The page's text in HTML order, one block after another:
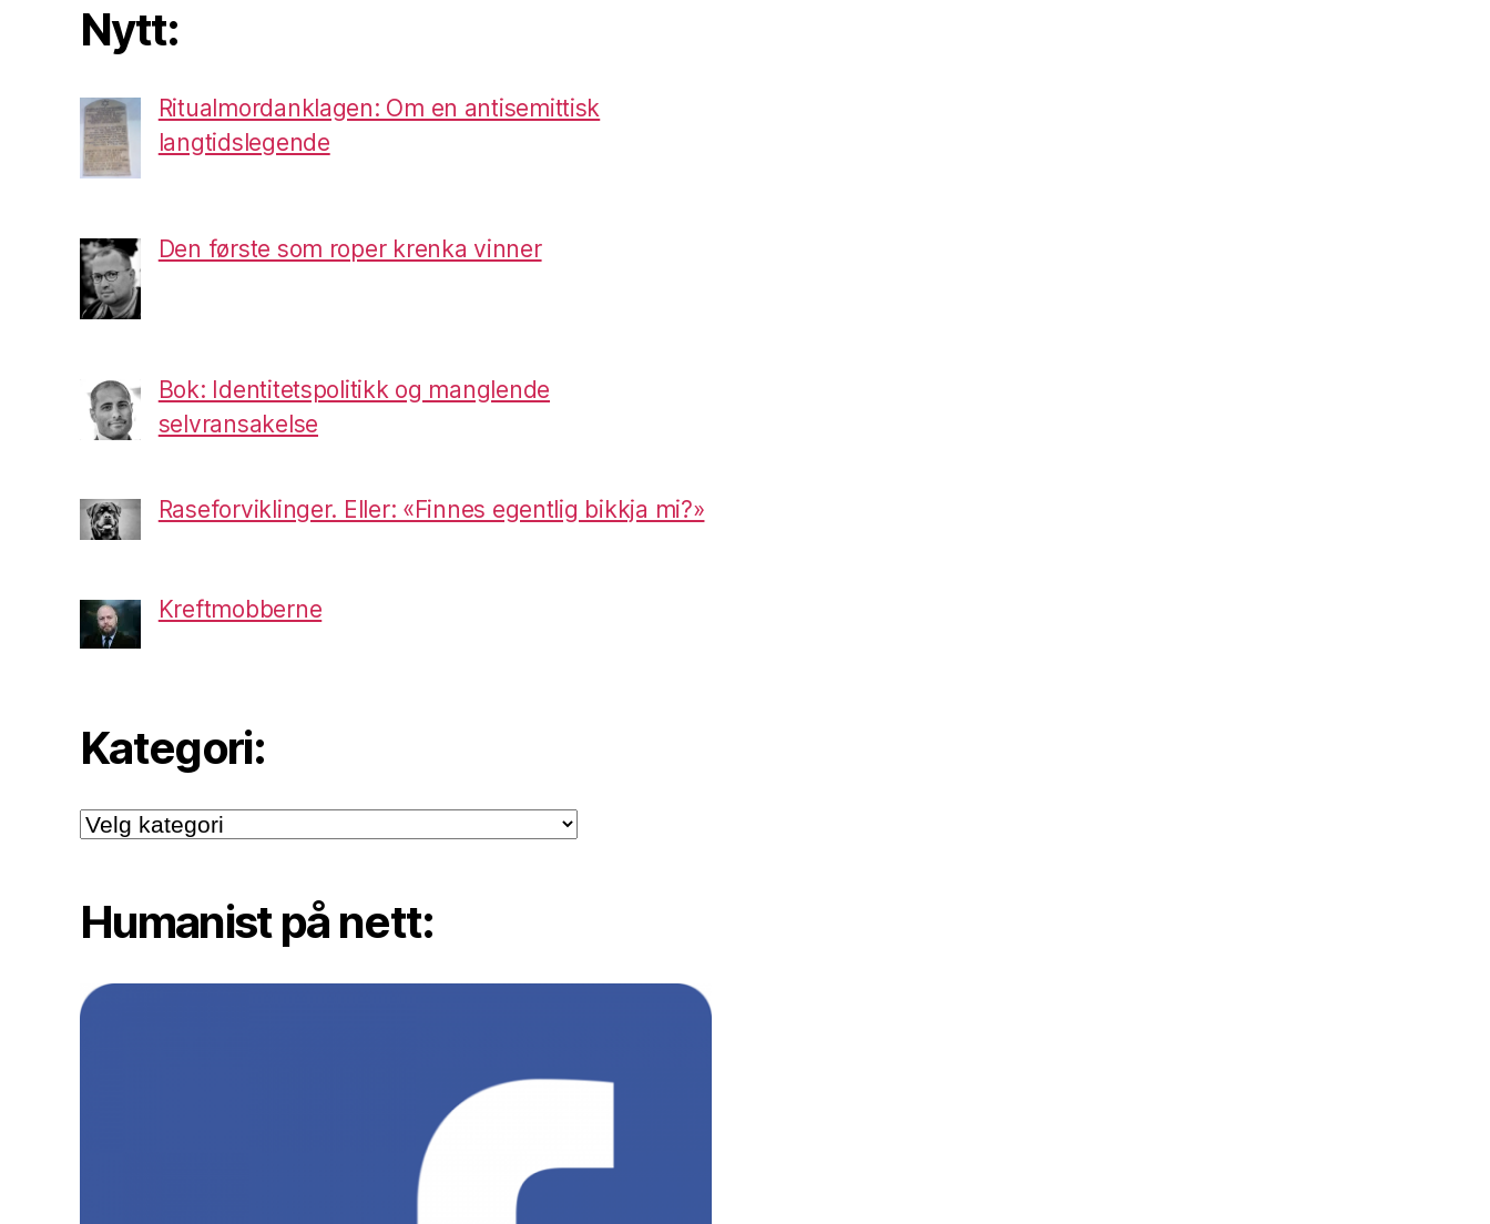
Nytt:
Ritualmordanklagen: Om en antisemittisk
langtidslegende
Den første som roper krenka vinner
Bok: Identitetspolitikk og manglende
selvransakelse
Raseforviklinger. Eller: «Finnes egentlig bikkja mi?»
Kreftmobberne
Kategori:
Kategori:
Humanist på nett: